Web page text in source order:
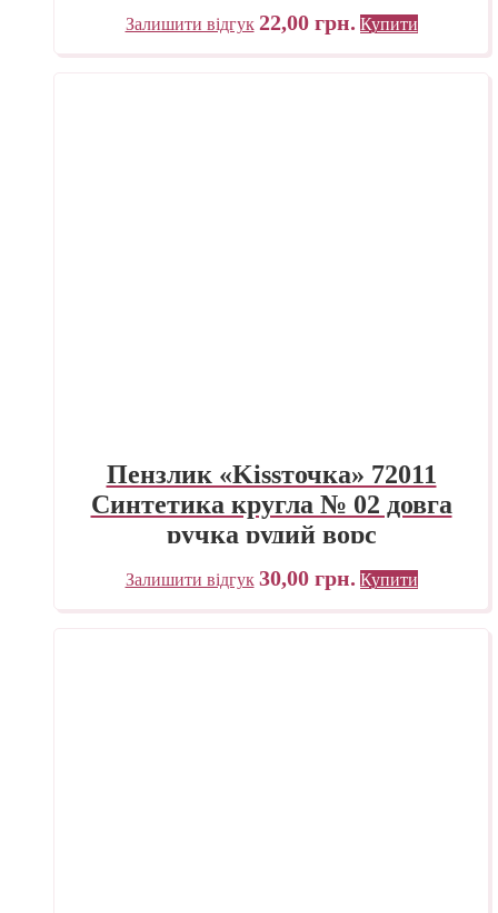
Залишити відгук 22,00 грн. Купити
Пензлик «Kissточка» 72011
Синтетика кругла № 02 довга
ручка рудий ворс
Залишити відгук 30,00 грн. Купити